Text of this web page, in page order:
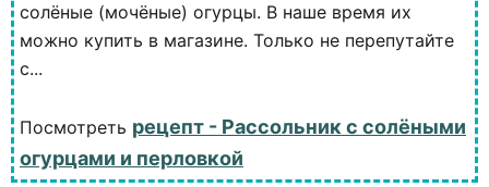
солёные (мочёные) огурцы. В наше время их
можно купить в магазине. Только не перепутайте
с...
Посмотреть рецепт - Рассольник с солёными
огурцами и перловкой